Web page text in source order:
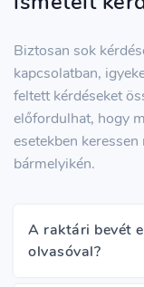
Biztosan sok
kapcsolatban,
feltett kérdéseket
előfordulhat, hogy
esetekben
bármelyikén.
A raktári bevét
olvasóval?